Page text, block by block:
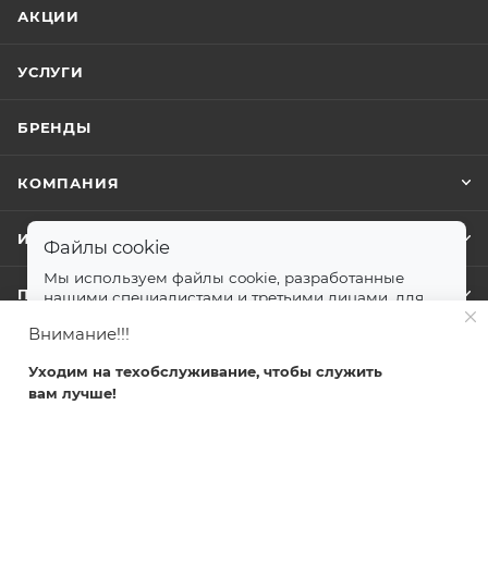
АКЦИИ
УСЛУГИ
БРЕНДЫ
КОМПАНИЯ
ИНФОРМАЦИЯ
ПОМОЩЬ
+7 499 372-04-62
Внимание!!!
Уходим на техобслуживание, чтобы служить
вам лучше!
Файлы cookie
Мы используем файлы cookie, разработанные
нашими специалистами и третьими лицами, для